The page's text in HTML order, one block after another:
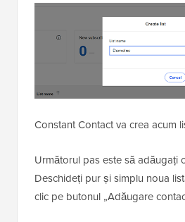
Constant Contact va crea acum
Următorul pas este să adăugați
Deschideți pur și simplu noua
clic pe butonul „Adăugare